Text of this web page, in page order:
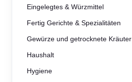
Eingelegtes & Würzmittel
Fertig Gerichte & Spezialitäten
Gewürze und getrocknete Kräuter
Haushalt
Hygiene